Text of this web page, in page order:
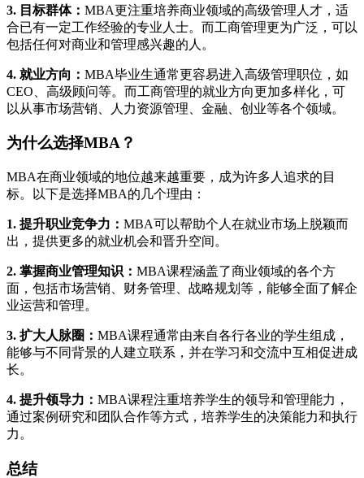
3. 目标群体： MBA更注重培养商业领域的高级管理人才，适
合已有一定工作经验的专业人士。而工商管理更为广泛，可以
包括任何对商业和管理感兴趣的人。
4. 就业方向： MBA毕业生通常更容易进入高级管理职位，如
CEO、高级顾问等。而工商管理的就业方向更加多样化，可
以从事市场营销、人力资源管理、金融、创业等各个领域。
为什么选择MBA？
MBA在商业领域的地位越来越重要，成为许多人追求的目
标。以下是选择MBA的几个理由：
1. 提升职业竞争力： MBA可以帮助个人在就业市场上脱颖而
出，提供更多的就业机会和晋升空间。
2. 掌握商业管理知识： MBA课程涵盖了商业领域的各个方
面，包括市场营销、财务管理、战略规划等，能够全面了解企
业运营和管理。
3. 扩大人脉圈： MBA课程通常由来自各行各业的学生组成，
能够与不同背景的人建立联系，并在学习和交流中互相促进成
长。
4. 提升领导力： MBA课程注重培养学生的领导和管理能力，
通过案例研究和团队合作等方式，培养学生的决策能力和执行
力。
总结